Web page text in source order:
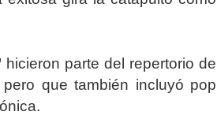
hicieron parte del repertorio de
que también incluyó pop